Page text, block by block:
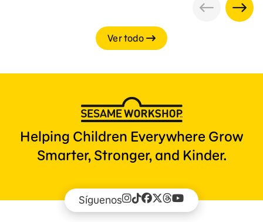
Ver todo
Helping Children Everywhere Grow
Smarter, Stronger, and Kinder.
Síguenos